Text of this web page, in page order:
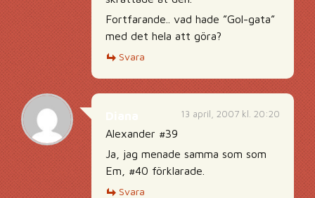
Fortfarande.. vad hade ”Gol-gata”
med det hela att göra?
Svara
13 april, 2007 kl. 20:20
Alexander #39
Ja, jag menade samma som som
Em, #40 förklarade.
Svara